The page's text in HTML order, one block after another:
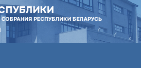
РЕСПУБЛИКИ БЕЛАРУСЬ